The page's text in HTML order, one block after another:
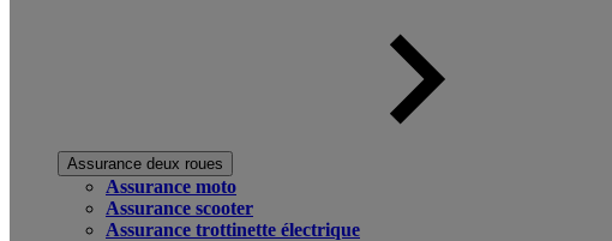
Assurance deux roues
Assurance moto
Assurance scooter
Assurance trottinette électrique